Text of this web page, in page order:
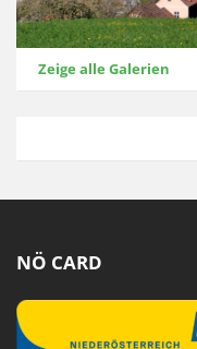
Zeige alle Galerien
NÖ CARD